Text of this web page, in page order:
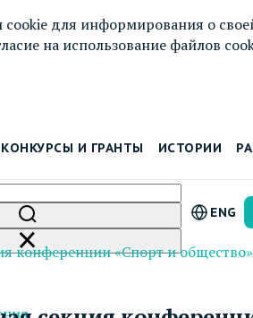
для информирования о
на использование файлов
КОНКУРСЫ И ГРАНТЫ ИСТОРИИ
ENG
конференции «Спорт и общество»